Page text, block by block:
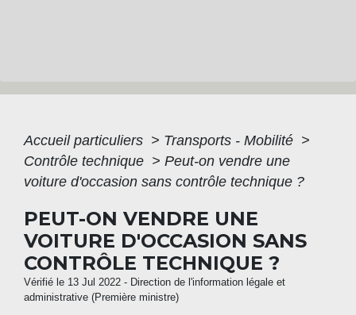
Accueil particuliers > Transports - Mobilité >
Contrôle technique > Peut-on vendre une
voiture d'occasion sans contrôle technique ?
PEUT-ON VENDRE UNE
VOITURE D'OCCASION SANS
CONTRÔLE TECHNIQUE ?
Vérifié le 13 Jul 2022 - Direction de l'information légale et
administrative (Première ministre)